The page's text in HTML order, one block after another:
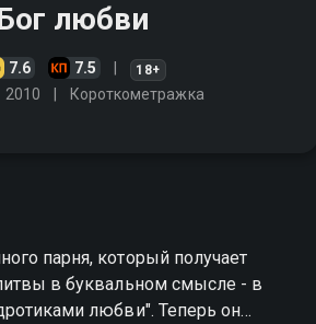
любви
7.6 7.5 18+
2010 Короткометражка
парня, который получает
в буквальном смысле - в
любви". Теперь он